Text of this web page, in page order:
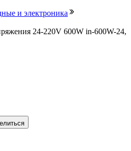
и электроника
24-220V 600W in-600W-24,